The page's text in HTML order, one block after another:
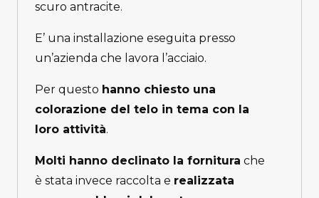
scuro antracite.
E’ una installazione eseguita presso
un’azienda che lavora l’acciaio.
Per questo hanno chiesto una
colorazione del telo in tema con la
loro attività.
Molti hanno declinato la fornitura che
è stata invece raccolta e realizzata